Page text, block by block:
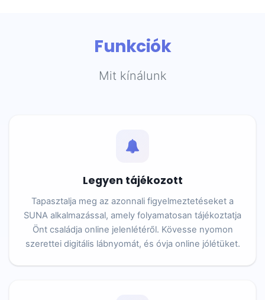
Funkciók
Mit kínálunk
Legyen tájékozott
Tapasztalja meg az azonnali figyelmeztetéseket a
SUNA alkalmazással, amely folyamatosan tájékoztatja
Önt családja online jelenlétéről. Kövesse nyomon
szerettei digitális lábnyomát, és óvja online jólétüket.